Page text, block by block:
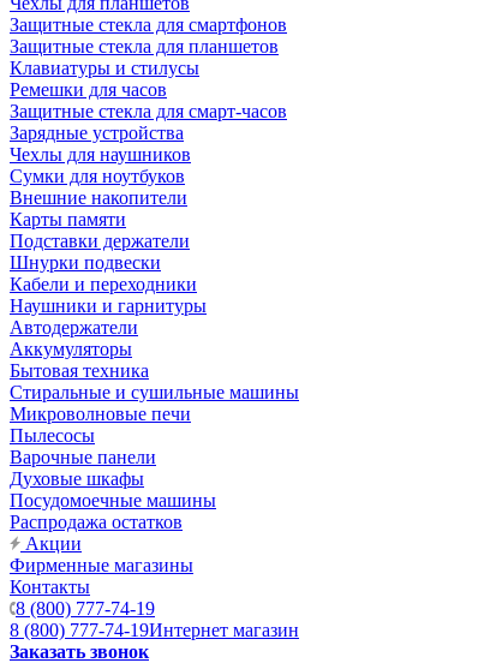
Защитные стекла для смартфонов
Защитные стекла для планшетов
Клавиатуры и стилусы
Ремешки для часов
Защитные стекла для смарт-часов
Зарядные устройства
Чехлы для наушников
Сумки для ноутбуков
Внешние накопители
Карты памяти
Подставки держатели
Шнурки подвески
Кабели и переходники
Наушники и гарнитуры
Автодержатели
Аккумуляторы
Бытовая техника
Стиральные и сушильные машины
Микроволновые печи
Пылесосы
Варочные панели
Духовые шкафы
Посудомоечные машины
Распродажа остатков
Акции
Фирменные магазины
Контакты
8 (800) 777-74-19
8 (800) 777-74-19Интернет магазин
Заказать звонок